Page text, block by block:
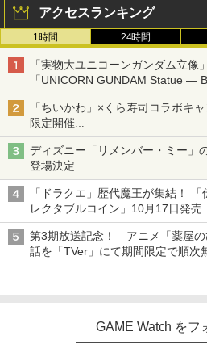
アクセスランキング
1時間 24時間
「実物大ユニコーンガンダム立像
「UNICORN GUNDAM Statue ―
8月22日から10日間限定で上映
「ちいかわ」×くら寿司コラボキ
限定開催
オリジナルの湯呑みや寿司皿が景
ディズニー「リメンバー・ミー」
登場決定
「ドラクエ」歴代魔王が集結！
レクタブルコイン」10月17日発売
スクエニ・e-STOREで予約受付中
第3期放送記念！ アニメ「薬屋
話を「TVer」にて期間限定で順次
GAME Watch をフ